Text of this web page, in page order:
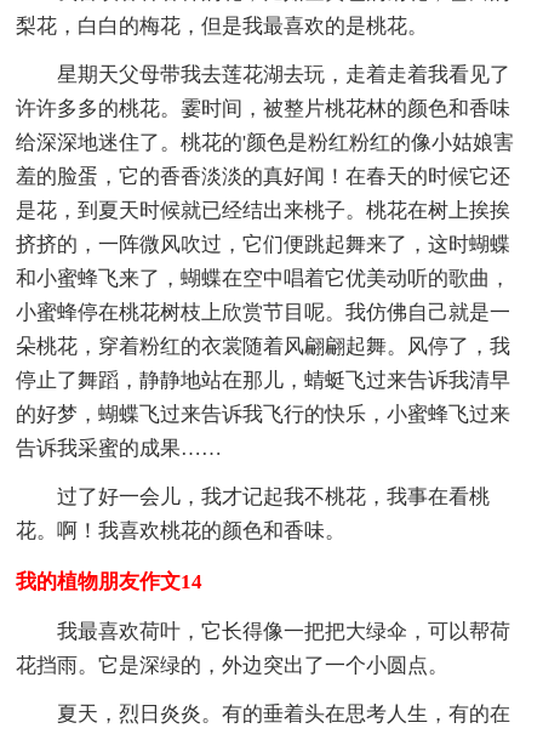
梨花，白白的梅花，但是我最喜欢的是桃花。
星期天父母带我去莲花湖去玩，走着走着我看见了
许许多多的桃花。霎时间，被整片桃花林的颜色和香味
给深深地迷住了。桃花的'颜色是粉红粉红的像小姑娘害
羞的脸蛋，它的香香淡淡的真好闻！在春天的时候它还
是花，到夏天时候就已经结出来桃子。桃花在树上挨挨
挤挤的，一阵微风吹过，它们便跳起舞来了，这时蝴蝶
和小蜜蜂飞来了，蝴蝶在空中唱着它优美动听的歌曲，
小蜜蜂停在桃花树枝上欣赏节目呢。我仿佛自己就是一
朵桃花，穿着粉红的衣裳随着风翩翩起舞。风停了，我
停止了舞蹈，静静地站在那儿，蜻蜓飞过来告诉我清早
的好梦，蝴蝶飞过来告诉我飞行的快乐，小蜜蜂飞过来
告诉我采蜜的成果……
过了好一会儿，我才记起我不桃花，我事在看桃
花。啊！我喜欢桃花的颜色和香味。
我的植物朋友作文14
我最喜欢荷叶，它长得像一把把大绿伞，可以帮荷
花挡雨。它是深绿的，外边突出了一个小圆点。
夏天，烈日炎炎。有的垂着头在思考人生，有的在